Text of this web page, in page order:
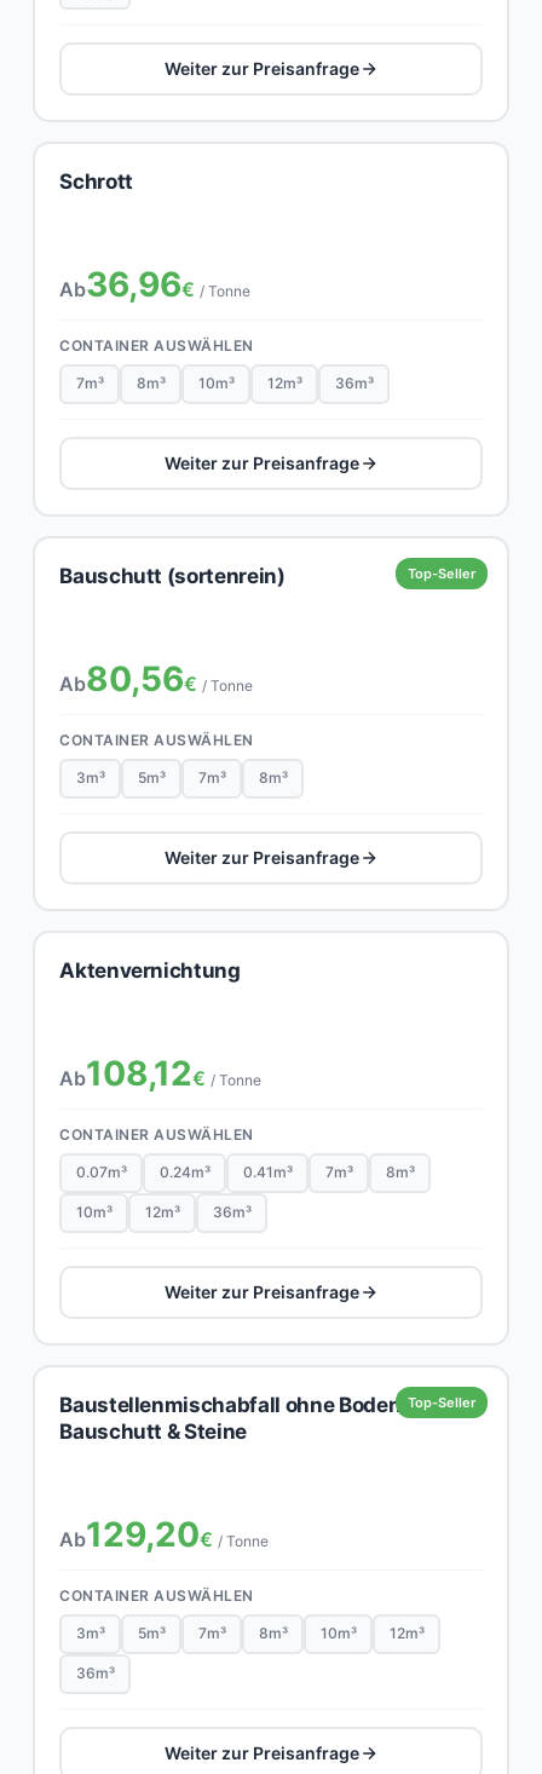
Weiter zur Preisanfrage
Schrott
Ab36,96€ / Tonne
CONTAINER AUSWÄHLEN
7m³ 8m³ 10m³ 12m³ 36m³
Weiter zur Preisanfrage
Top-Seller
Bauschutt (sortenrein)
Ab80,56€ / Tonne
CONTAINER AUSWÄHLEN
3m³ 5m³ 7m³ 8m³
Weiter zur Preisanfrage
Aktenvernichtung
Ab108,12€ / Tonne
CONTAINER AUSWÄHLEN
0.07m³ 0.24m³ 0.41m³ 7m³ 8m³
10m³ 12m³ 36m³
Weiter zur Preisanfrage
Top-Seller
Baustellenmischabfall ohne Boden,
Bauschutt & Steine
Ab129,20€ / Tonne
CONTAINER AUSWÄHLEN
3m³ 5m³ 7m³ 8m³ 10m³ 12m³
36m³
Weiter zur Preisanfrage